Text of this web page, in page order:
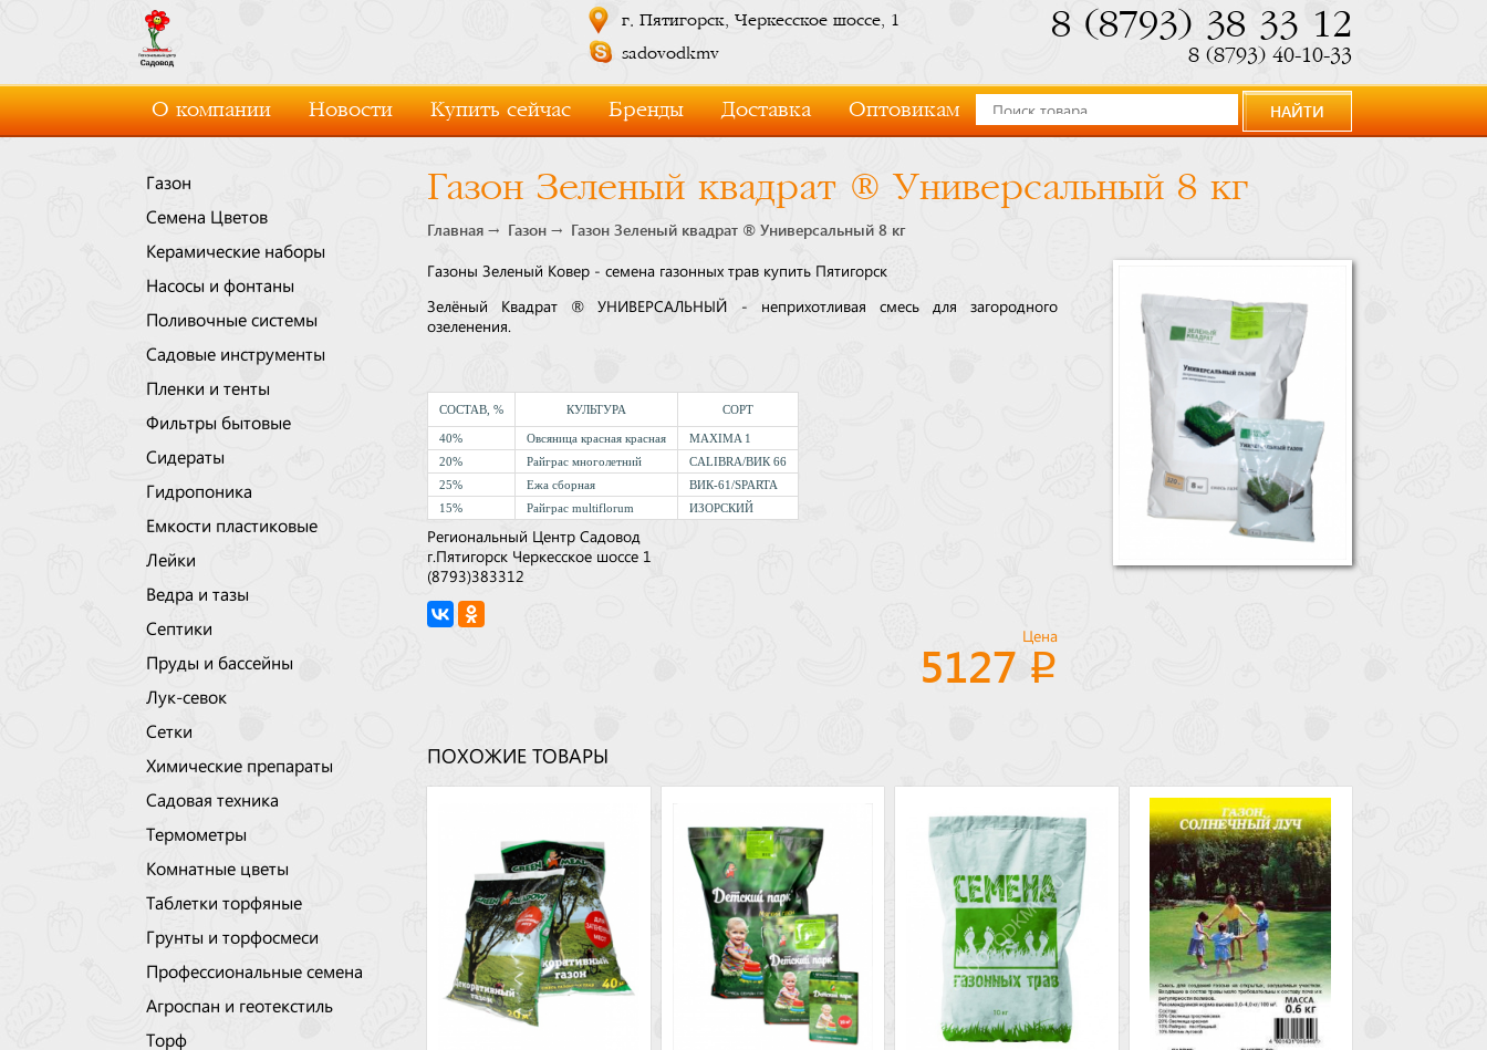
г. Пятигорск, Черкесское шоссе, 1
sadovodkmv
8 (8793) 38 33 12
8 (8793) 40-10-33
О компании Новости Купить сейчас Бренды Доставка Оптовикам НАЙТИ
Газон
Семена Цветов
Керамические наборы
Насосы и фонтаны
Поливочные системы
Садовые инструменты
Пленки и тенты
Фильтры бытовые
Сидераты
Гидропоника
Емкости пластиковые
Лейки
Ведра и тазы
Септики
Пруды и бассейны
Лук-севок
Сетки
Химические препараты
Садовая техника
Термометры
Комнатные цветы
Таблетки торфяные
Грунты и торфосмеси
Профессиональные семена
Агроспан и геотекстиль
Торф
Газон Зеленый квадрат ® Универсальный 8 кг
Главная Газон Газон Зеленый квадрат ® Универсальный 8 кг
Газоны Зеленый Ковер - семена газонных трав купить Пятигорск
Зелёный Квадрат ® УНИВЕРСАЛЬНЫЙ - неприхотливая смесь для загородного
озеленения.
СОСТАВ, % КУЛЬТУРА СОРТ
40% Овсяница красная красная
MAXIMA 1
20%
Райграс многолетний
CALIBRA/ВИК 66
25%
Ежа сборная
ВИК-61/SPARTA
15%
Райграс multiflorum ИЗОРСКИЙ
Региональный Центр Садовод
г.Пятигорск Черкесское шоссе 1
(8793)383312
Цена
5127
ПОХОЖИЕ ТОВАРЫ